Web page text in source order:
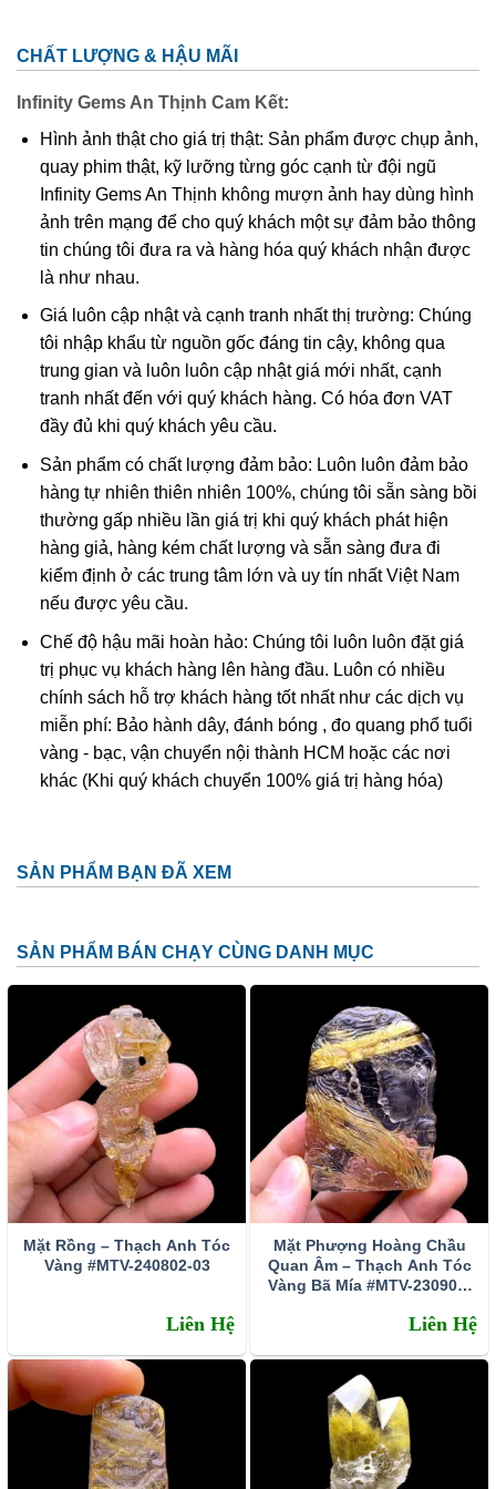
chủ sẽ có nhiều may mắn trong con đường tình duyên, cải
mang đến hạnh phúc, sự may mắn trong hôn nhân và gia
đình.
Tác dụng “Long” trong phong thủy
Long là con vật có mình dài, thân có nhiều vảy, trên đầu có
sừng như sừng hươu, chân có móng vuốt, có thể tự do
bay lượn trên trời cũng như dưới nước. Trong phong thủy,
trừ cái xấu, hóa giải tà khí.
Thanh Long nếu được đặt ở hướng Bạch Hổ sẽ gây ra sự
xung đột, dẫn đến phong thủy xấu. Nếu Thanh Long mà
đặt ở Thanh Long sẽ loại bỏ những kẻ tiểu nhân, củng cố
quyền lực. Loài vật phong thủy này rất thích hợp với
Ý Nghĩa & Công Dụng Thạch Anh Tóc
Thạch Anh Tóc Vànglà một dòng đá cao cấp
yêu thích bởi màu vàng kèm theo hiệu ứng quang
học tượng trưng cho hào quang ánh mặt trời mang
nguồn năng lượng tích cực được ứng dụng nhiều
trong chữa bệnh và phong thủy. Với ý nghĩa của tóc
vàng là biểu tượng của sự phát triển, sinh sản, sự
thịnh vượng, thăng tiến, giúp chủ nhân thăng hoa
trong đường tình duyên, hạnh phúc lứa đôi được
yên ấm, bền vững. Bạn hãy cùng chúng tôi tìm về 3
sự thật đằng sau ý nghĩa của thạch anh tóc vàng!
cũng cách chọn vòng tay thạch anh tóc vàng chất
lượng chuẩn 100% tự nhiên.
CHẤT LƯỢNG & HẬU MÃI
Infinity Gems An Thịnh Cam Kết:
Hình ảnh thật cho giá trị thật: Sản phẩm được chụp ảnh,
quay phim thật, kỹ lưỡng từng góc cạnh từ đội ngũ
Infinity Gems An Thịnh không mượn ảnh hay dùng hình
ảnh trên mạng để cho quý khách một sự đảm bảo thông
tin chúng tôi đưa ra và hàng hóa quý khách nhận được
là như nhau.
Giá luôn cập nhật và cạnh tranh nhất thị trường: Chúng
tôi nhập khẩu từ nguồn gốc đáng tin cậy, không qua
trung gian và luôn luôn cập nhật giá mới nhất, cạnh
tranh nhất đến với quý khách hàng. Có hóa đơn VAT
đầy đủ khi quý khách yêu cầu.
Sản phẩm có chất lượng đảm bảo: Luôn luôn đảm bảo
hàng tự nhiên thiên nhiên 100%, chúng tôi sẵn sàng bồi
thường gấp nhiều lần giá trị khi quý khách phát hiện
hàng giả, hàng kém chất lượng và sẵn sàng đưa đi
kiểm định ở các trung tâm lớn và uy tín nhất Việt Nam
nếu được yêu cầu.
Chế độ hậu mãi hoàn hảo: Chúng tôi luôn luôn đặt giá
trị phục vụ khách hàng lên hàng đầu. Luôn có nhiều
chính sách hỗ trợ khách hàng tốt nhất như các dịch vụ
miễn phí: Bảo hành dây, đánh bóng , đo quang phổ tuổi
vàng - bạc, vận chuyển nội thành HCM hoặc các nơi
khác (Khi quý khách chuyển 100% giá trị hàng hóa)
SẢN PHẨM BẠN ĐÃ XEM
SẢN PHẨM BÁN CHẠY CÙNG DANH MỤC
Mặt Rồng – Thạch Anh Tóc
Vàng #MTV-240802-03
Liên Hệ
Mặt Phượng Hoàng Chầu
Quan Âm – Thạch Anh Tóc
Vàng Bã Mía #MTV-230902-
Liên Hệ